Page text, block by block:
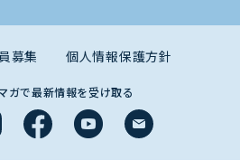
募集 個人情報保護方針
ガで最新情報を受け取る